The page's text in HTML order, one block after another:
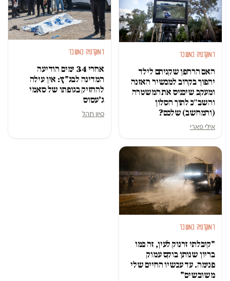
דמוקרטיה במשבר
האם הרחפן שקניתם לילד
יהפוך בקרוב למכשיר האזנה
ומעקב שיכניס את המשטרה
והשב״כ לתוך הסלון
(והמחשב) שלכם?
אילי פארי
דמוקרטיה במשבר
אחרי 34 ימים הודיעה
המדינה לבג"ץ: אין עילה
להחזיק בגופתו של סאמי
ג'עסוס
סיון תהל
דמוקרטיה במשבר
"קיבלתי זרנוק לעין, זה כמו
בריון שנותן בוקס עמוק
פנימה. עד עכשיו החיים שלי
משובשים"